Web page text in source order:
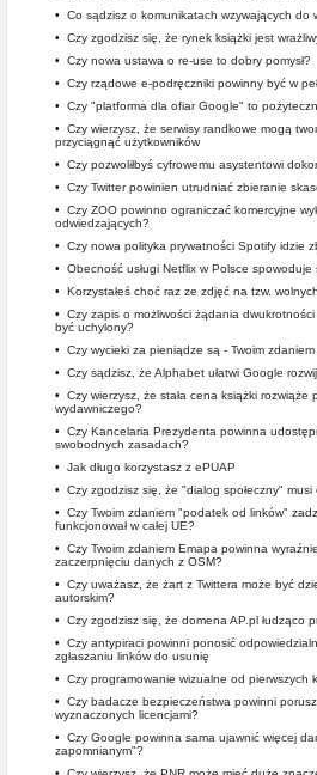
• Co sądzisz o komunikatach wzywających do
• Czy zgodzisz się, że rynek książki jest
• Czy nowa ustawa o re-use to dobry pomysł?
• Czy rządowe e-podręczniki powinny być w
• Czy "platforma dla ofiar Google" to
• Czy wierzysz, że serwisy randkowe mogą
przyciągnąć użytkowników
• Czy pozwoliłbyś cyfrowemu asystentowi
• Czy Twitter powinien utrudniać zbieranie
• Czy ZOO powinno ograniczać komercyjne
odwiedzających?
• Czy nowa polityka prywatności Spotify idzie
• Obecność usługi Netflix w Polsce spowoduje
• Korzystałeś choć raz ze zdjęć na tzw.
• Czy zapis o możliwości żądania
być uchylony?
• Czy wycieki za pieniądze są - Twoim
• Czy sądzisz, że Alphabet ułatwi Google
• Czy wierzysz, że stała cena książki rozwiąże
wydawniczego?
• Czy Kancelaria Prezydenta powinna
swobodnych zasadach?
• Jak długo korzystasz z ePUAP
• Czy zgodzisz się, że "dialog społeczny"
• Czy Twoim zdaniem "podatek od linków"
funkcjonował w całej UE?
• Czy Twoim zdaniem Emapa powinna
zaczerpnięciu danych z OSM?
• Czy uważasz, że żart z Twittera może być
autorskim?
• Czy zgodzisz się, że domena AP.pl łudząco
• Czy antypiraci powinni ponosić
zgłaszaniu linków do usunię
• Czy programowanie wizualne od pierwszych
• Czy badacze bezpieczeństwa powinni
wyznaczonych licencjami?
• Czy Google powinna sama ujawnić więcej
zapomnianym"?